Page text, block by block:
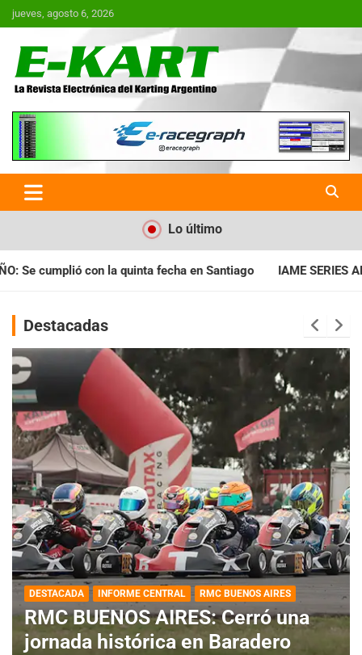
Saltar
al
jueves, agosto 6, 2026
E-Kart.com.ar | La Revista
Electrónica del Karting en
Argentina
Lo último
en Santiago IAME SERIES ARGENTINA: Horarios para la
Destacadas
DESTACADA INFORME CENTRAL RMC BUENOS AIRES
RMC BUENOS AIRES: Cerró una
jornada histórica en Baradero